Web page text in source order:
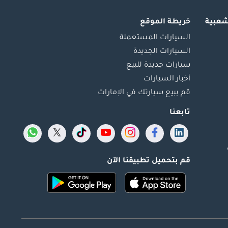
خريطة الموقع
السيارات المستعملة
السيارات الجديدة
سيارات جديدة للبيع
أخبار السيارات
قم ببيع سيارتك في الإمارات
تابعنا
قم بتحميل تطبيقنا الآن